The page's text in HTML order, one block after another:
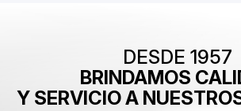
DESDE 1957
BRINDAMOS
Y SERVICIO A